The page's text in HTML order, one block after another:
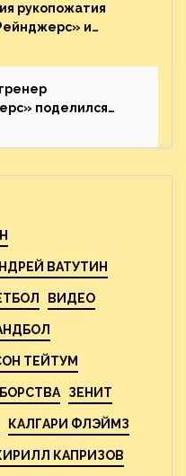
рукопожатия
и
офф. Видео
поделился
финала
ВАТУТИН
ВИДЕО
ТЕЙТУМ
ЗЕНИТ
КАЛГАРИ ФЛЭЙМЗ
КАПРИЗОВ